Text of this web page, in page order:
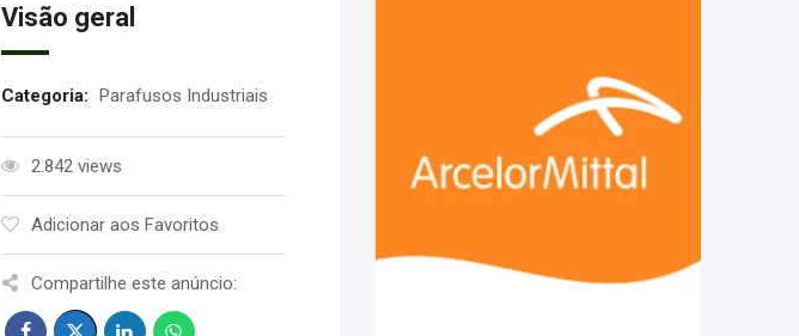
Visão geral
Categoria: Parafusos Industriais
2.842 views
Adicionar aos Favoritos
Compartilhe este anúncio: